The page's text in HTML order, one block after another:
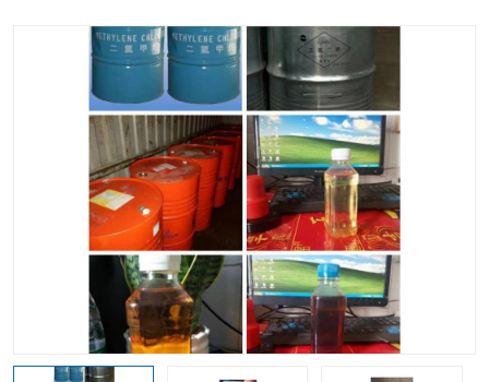
回收废白电油 回收废四氯乙烯
回收废清洗剂 上门回收废清洗剂